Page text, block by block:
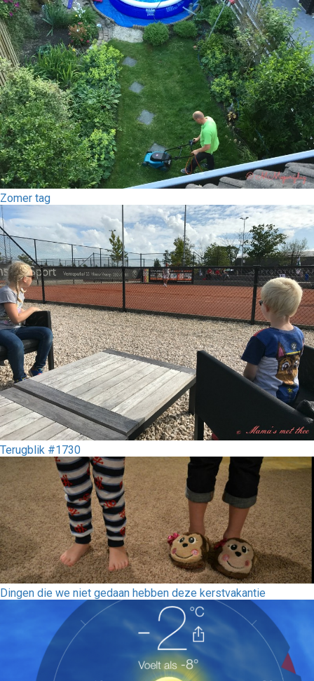
Zomer tag
Terugblik #1730
Dingen die we niet gedaan hebben deze kerstvakantie